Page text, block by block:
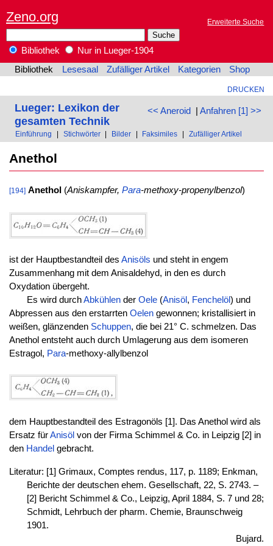
Zeno.org Erweiterte Suche
Bibliothek
Nur in Lueger-1904
Bibliothek
Lesesaal Zufälliger Artikel Kategorien Shop
DRUCKEN
<< Aneroid| Anfahren [1] >>
Lueger: Lexikon der
gesamten Technik
Einführung Stichwörter Bilder Faksimiles Zufälliger Artikel
Anethol
[194] Anethol (Aniskampfer, Para-methoxy-propenylbenzol)
ist der Hauptbestandteil des Anisöls und steht in engem
Zusammenhang mit dem Anisaldehyd, in den es durch
Oxydation übergeht.
Es wird durchAbkühlender Oele(Anisöl , Fenchelöl) und
Abpressen aus den erstarrten Oelengewonnen; kristallisiert in
weißen, glänzenden Schuppen, die bei 21° C. schmelzen. Das
Anethol entsteht auch durch Umlagerung aus dem isomeren
Estragol, Para-methoxy-allylbenzol
dem Hauptbestandteil des Estragonöls [1]. Das Anethol wird als
Ersatz fürAnisöl von der Firma Schimmel & Co. in Leipzig [2] in
den Handel gebracht.
Literatur: [1] Grimaux, Comptes rendus, 117, p. 1189; Enkman,
Berichte der deutschen ehem. Gesellschaft, 22, S. 2743. –
[2] Bericht Schimmel & Co., Leipzig, April 1884, S. 7 und 28;
Schmidt, Lehrbuch der pharm. Chemie, Braunschweig
1901.
Bujard.